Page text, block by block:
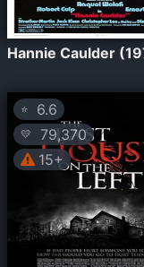
Hannie Caulder
⭐ 6.6
💛
79,370
15+